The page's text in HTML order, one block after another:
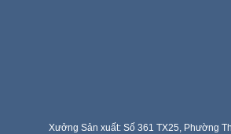
Xưởng Sản xuất: Số 361 TX25, Phường